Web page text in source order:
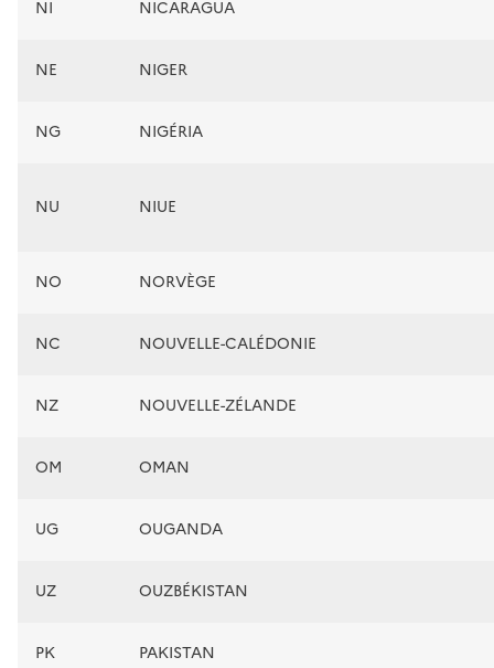
NI NICARAGUA
NE NIGER
NG NIGÉRIA
NU NIUE
NO NORVÈGE
NC NOUVELLE-CALÉDONIE
NZ NOUVELLE-ZÉLANDE
OM OMAN
UG OUGANDA
UZ OUZBÉKISTAN
PK PAKISTAN